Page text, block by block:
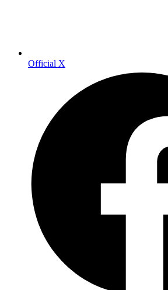
Official X